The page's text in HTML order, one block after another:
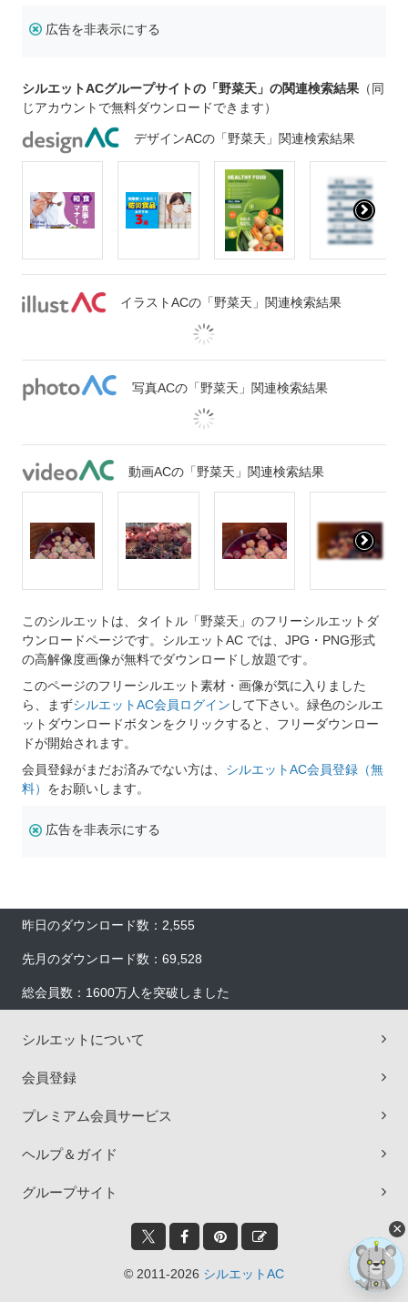
広告を非表示にする
シルエットACグループサイトの「野菜天」の関連検索結果 （同
じアカウントで無料ダウンロードできます）
デザインACの「野菜天」関連検索結果
イラストACの「野菜天」関連検索結果
写真ACの「野菜天」関連検索結果
動画ACの「野菜天」関連検索結果
このシルエットは、タイトル「野菜天」のフリーシルエットダ
ウンロードページです。シルエットAC では、JPG・PNG形式
の高解像度画像が無料でダウンロードし放題です。
このページのフリーシルエット素材・画像が気に入りました
ら、まずシルエットAC会員ログイン して下さい。緑色のシルエ
ットダウンロードボタンをクリックすると、フリーダウンロー
ドが開始されます。
会員登録がまだお済みでない方は、 シルエットAC会員登録（無
料） をお願いします。
広告を非表示にする
昨日のダウンロード数：2,555
先月のダウンロード数：69,528
総会員数：1600万人を突破しました
シルエットについて
会員登録
プレミアム会員サービス
ヘルプ＆ガイド
グループサイト
© 2011-2026 シルエットAC
×